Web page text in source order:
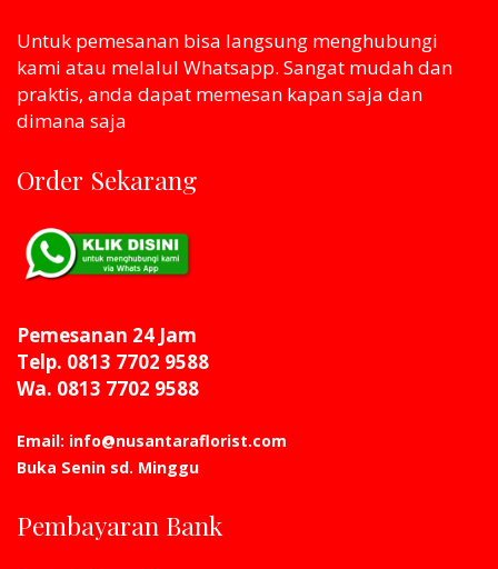
Untuk pemesanan bisa langsung menghubungi
kami atau melaluI Whatsapp. Sangat mudah dan
praktis, anda dapat memesan kapan saja dan
dimana saja
Order Sekarang
Pemesanan 24 Jam
Telp. 0813 7702 9588
Wa. 0813 7702 9588
Email: info@nusantaraflorist.com
Buka Senin sd. Minggu
Pembayaran Bank